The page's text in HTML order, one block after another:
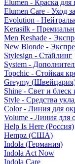
Elumen - Краска для
Elumen Care - Уход
Evolution -
Kerasilk -
Men Reshade -
New Blonde -
Stylesign - Стайлинг
System -
Topchic - Стойкая
Greymy
Shine - Свет и блеск
Style - Средства
Color - Линия для
Volume - Линия для
Help Is Here (Россия)
Hempz (США)
Indola (Германия)
Indola Act Now
Indola Care